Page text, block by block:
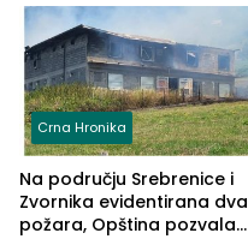
Crna Hronika
Na području Srebrenice i
Zvornika evidentirana dva
požara, Opština pozvala